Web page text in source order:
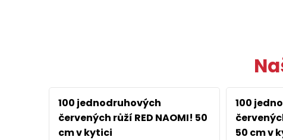
100 jednodruhových
červených růží RED NAOMI! 50
cm v kytici
100
50 cm v